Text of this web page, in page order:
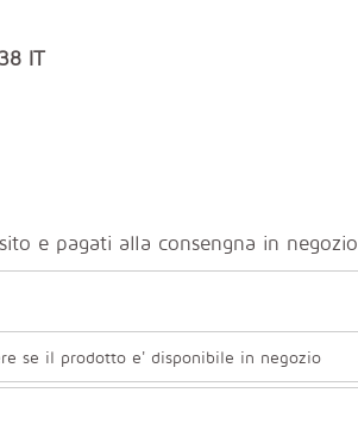
IT
e pagati alla consengna in negozio
se il prodotto e' disponibile in negozio